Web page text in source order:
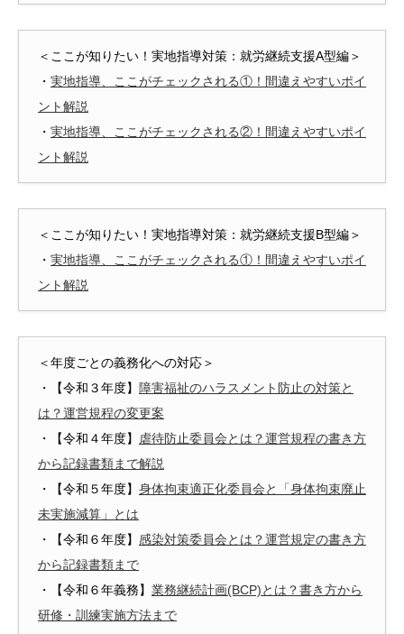
＜ここが知りたい！実地指導対策：就労継続支援A型編＞
・ 実地指導、ここがチェックされる①！間違えやすいポイ
ント解説
・ 実地指導、ここがチェックされる②！間違えやすいポイ
ント解説
＜ここが知りたい！実地指導対策：就労継続支援B型編＞
・ 実地指導、ここがチェックされる①！間違えやすいポイ
ント解説
＜年度ごとの義務化への対応＞
・【令和３年度】 障害福祉のハラスメント防止の対策と
は？運営規程の変更案
・【令和４年度】
虐待防止委員会とは？運営規程の書き方
から記録書類まで解説
・【令和５年度】 身体拘束適正化委員会と「身体拘束廃止
未実施減算」とは
・【令和６年度】 感染対策委員会とは？運営規定の書き方
から記録書類まで
・【令和６年義務】 業務継続計画(BCP)とは？書き方から
研修・訓練実施方法まで